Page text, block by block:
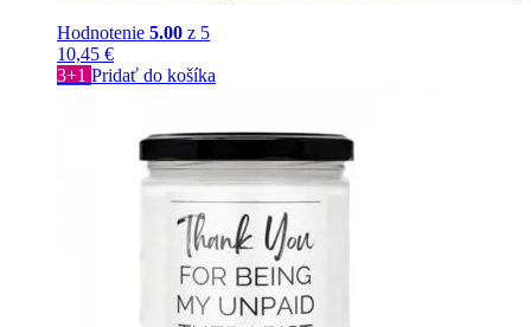
Hodnotenie 5.00 z 5
10,45 €
3+1 Pridať do košíka